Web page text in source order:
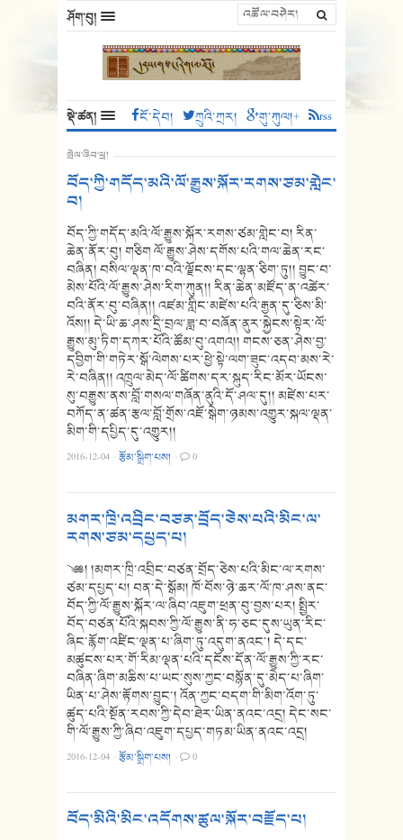
ཤོག་བུ།
སྡེ་ཚན། ངོ་དེབ། ཀྲུའི་ཀྲར། གུ་ཀུལ།+ rss
སྤེལ་ཞིབ་ཕྲ།
བོད་ཀྱི་གདོད་མའི་ལོ་རྒྱུས་སྐོར་རགས་ཙམ་གླེང་
བ།
བོད་ཀྱི་གདོད་མའི་ལོ་རྒྱུས་སྐོར་རགས་ཙམ་གླེང་བ། རིན་
ཆེན་ནོར་བུ། གཅིག ལོ་རྒྱུས་ཤེས་དགོས་པའི་གལ་ཆེན་རང་
བཞིན། བསིལ་ལྡན་ཁ་བའི་ལྗོངས་དང་ལྷན་ཅིག་ཏུ།། བྱུང་བ་
མེས་པོའི་ལོ་རྒྱུས་ཤེས་རིག་ཀུན།། རིན་ཆེན་མཛོད་ན་འཚེར་
བའི་ནོར་བུ་བཞིན།། འཛམ་གླིང་མཛེས་པའི་རྒྱན་དུ་ཅིས་མི་
འོས།། དེ་ཡི་ཆ་ཤས་དྲི་བྲལ་ཟླ་བ་བཞོན་ནུར་སྐྱེངས་སྟེར་ལོ་
རྒྱུས་མུ་ཏིག་དཀར་པོའི་ཚོམ་བུ་འགའ།། གངས་ཅན་ཤེས་བྱ་
དབྱིག་གི་གཏེར་སྒོ་ལེགས་པར་ཕྱེ་སྟེ་ལག་ཟུང་འདབ་མས་རེ་
རེ་བཞིན།། འཁྲུལ་མེད་ལོ་ཚིགས་དར་སྐུད་རིང་མོར་ཡོངས་
སུ་བརྒྱུས་ནས་བློ་གསལ་གཞོན་ནུའི་དོ་ཤལ་དུ།། མཛེས་པར་
བཀོད་ན་ཚན་རྩལ་བློ་གྲོས་འཇོ་སྒེག་ཉམས་འགྱུར་སྐལ་ལྡན་
མིག་གི་དཔྱིད་དུ་འགྱུར།།
2016-12-04 ·རྩོམ་སྒྲིག་པས། · 0
མགར་ཁྲི་འབྲིང་བཙན་བྲོད་ཅེས་པའི་མིང་ལ་
རགས་ཙམ་དཔྱད་པ།
༄༅། །མགར་ཁྲི་འབྲིང་བཙན་བྲོད་ཅེས་པའི་མིང་ལ་རགས་
ཙམ་དཔྱད་པ། བན་དེ་སྒོམ། ཁོ་བོས་ཉེ་ཆར་ལོ་ཁ་ཤས་ནང་
བོད་ཀྱི་ལོ་རྒྱུས་སྐོར་ལ་ཞིབ་འཇུག་ཕྲན་བུ་བྱས་པར། སྤྱིར་
བོད་བཙན་པོའི་སྐབས་ཀྱི་ལོ་རྒྱུས་ནི་ཧ་ཅང་དུས་ཡུན་རིང་
ཞིང་རྙོག་འཛིང་ལྡན་པ་ཞིག་ཏུ་འདུག་ནའང་། དེ་དང་
མཚུངས་པར་གོ་རིམ་ལྡན་པའི་དངོས་དོན་ལོ་རྒྱུས་ཀྱི་རང་
བཞིན་ཞིག་མཆིས་པ་ཡང་སུས་ཀྱང་བསྙོན་དུ་མེད་པ་ཞིག་
ཡིན་པ་ཤེས་རྟོགས་བྱུང་། འོན་ཀྱང་བདག་གི་མིག་འོག་ཏུ་
ཚུད་པའི་སྔོན་རབས་ཀྱི་དེབ་ཐེར་ཡིན་ནའང་འདྲ། དེང་སང་
གི་ལོ་རྒྱུས་ཀྱི་ཞིབ་འཇུག་དཔྱད་གཏམ་ཡིན་ནའང་འདྲ།
2016-12-04 ·རྩོམ་སྒྲིག་པས། · 0
བོད་མིའི་མིང་འདོགས་ཚུལ་སྐོར་བརྗོད་པ།